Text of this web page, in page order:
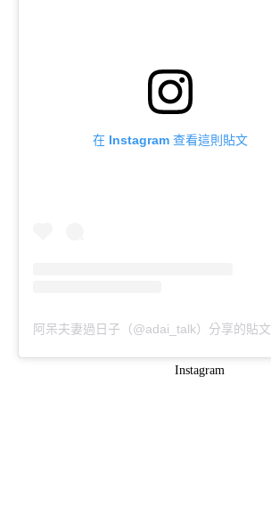
在 Instagram 查看這則貼文
阿呆夫妻過日子（@adai_talk）分享的貼文
Instagram